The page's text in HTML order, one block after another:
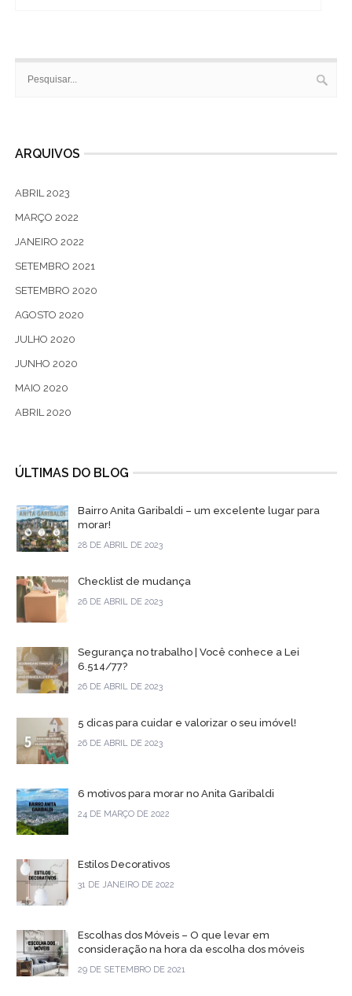
ARQUIVOS
ABRIL 2023
MARÇO 2022
JANEIRO 2022
SETEMBRO 2021
SETEMBRO 2020
AGOSTO 2020
JULHO 2020
JUNHO 2020
MAIO 2020
ABRIL 2020
ÚLTIMAS DO BLOG
Bairro Anita Garibaldi – um excelente lugar para
morar!
28 DE ABRIL DE 2023
Checklist de mudança
26 DE ABRIL DE 2023
Segurança no trabalho | Você conhece a Lei
6.514/77?
26 DE ABRIL DE 2023
5 dicas para cuidar e valorizar o seu imóvel!
26 DE ABRIL DE 2023
6 motivos para morar no Anita Garibaldi
24 DE MARÇO DE 2022
Estilos Decorativos
31 DE JANEIRO DE 2022
Escolhas dos Móveis – O que levar em
consideração na hora da escolha dos móveis
29 DE SETEMBRO DE 2021